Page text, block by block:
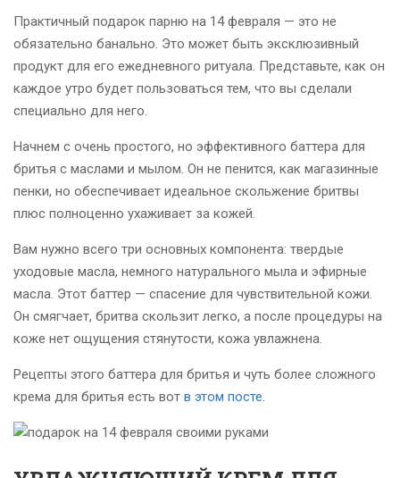
Практичный подарок парню на 14 февраля — это не
обязательно банально. Это может быть эксклюзивный
продукт для его ежедневного ритуала. Представьте, как он
каждое утро будет пользоваться тем, что вы сделали
специально для него.
Начнем с очень простого, но эффективного баттера для
бритья с маслами и мылом. Он не пенится, как магазинные
пенки, но обеспечивает идеальное скольжение бритвы
плюс полноценно ухаживает за кожей.
Вам нужно всего три основных компонента: твердые
уходовые масла, немного натурального мыла и эфирные
масла. Этот баттер — спасение для чувствительной кожи.
Он смягчает, бритва скользит легко, а после процедуры на
коже нет ощущения стянутости, кожа увлажнена.
Рецепты этого баттера для бритья и чуть более сложного
крема для бритья есть вот в этом посте.